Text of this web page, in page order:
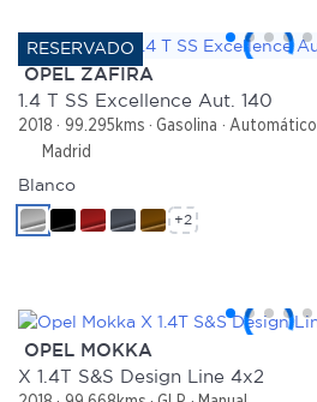
OPEL ZAFIRA
1.4 T SS Excellence Aut. 140
2018 99.295kms Gasolina
Automático
Madrid
Blanco
+2
OPEL MOKKA
X 1.4T S&S Design Line 4x2